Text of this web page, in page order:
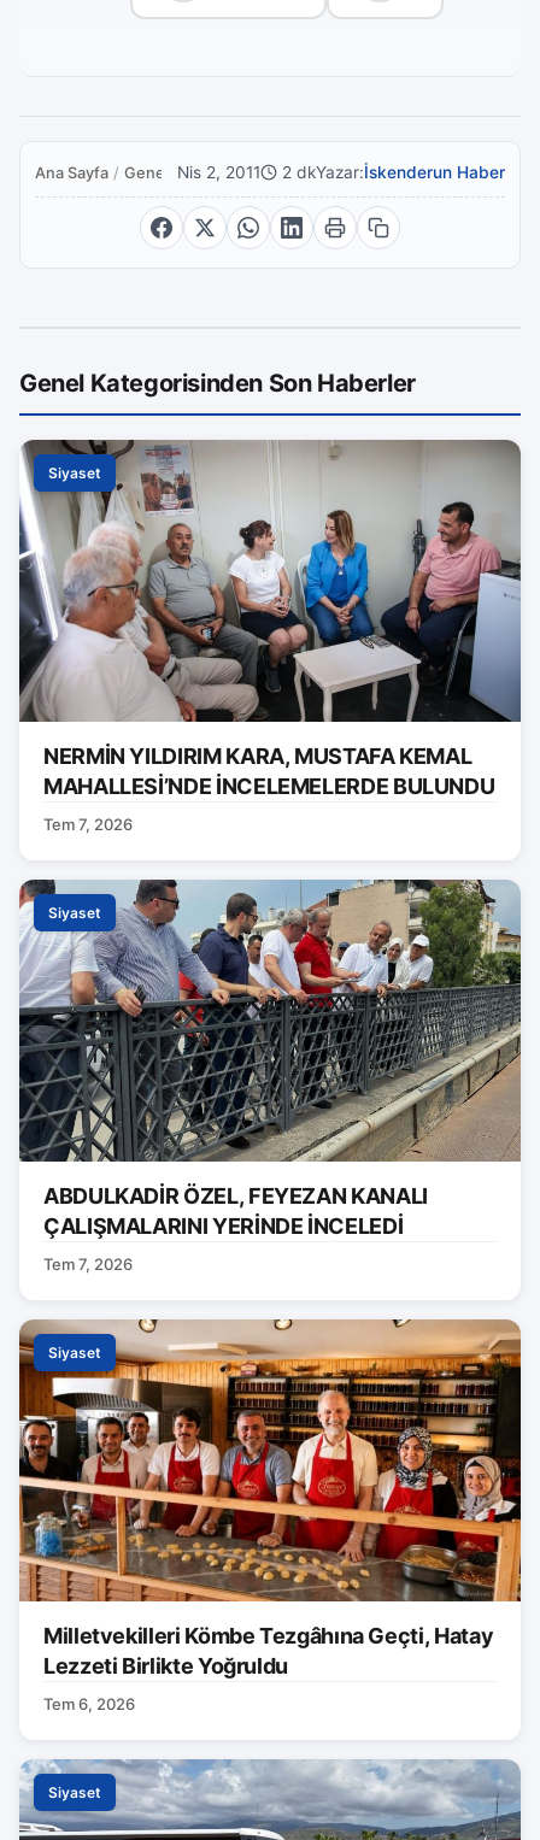
Ana Sayfa / Genel Nis 2, 2011 2 dkYazar:İskenderun Haber
Genel Kategorisinden Son Haberler
Siyaset
NERMİN YILDIRIM KARA, MUSTAFA KEMAL
MAHALLESİ’NDE İNCELEMELERDE BULUNDU
Tem 7, 2026
Siyaset
ABDULKADİR ÖZEL, FEYEZAN KANALI
ÇALIŞMALARINI YERİNDE İNCELEDİ
Tem 7, 2026
Siyaset
Milletvekilleri Kömbe Tezgâhına Geçti, Hatay
Lezzeti Birlikte Yoğruldu
Tem 6, 2026
Siyaset